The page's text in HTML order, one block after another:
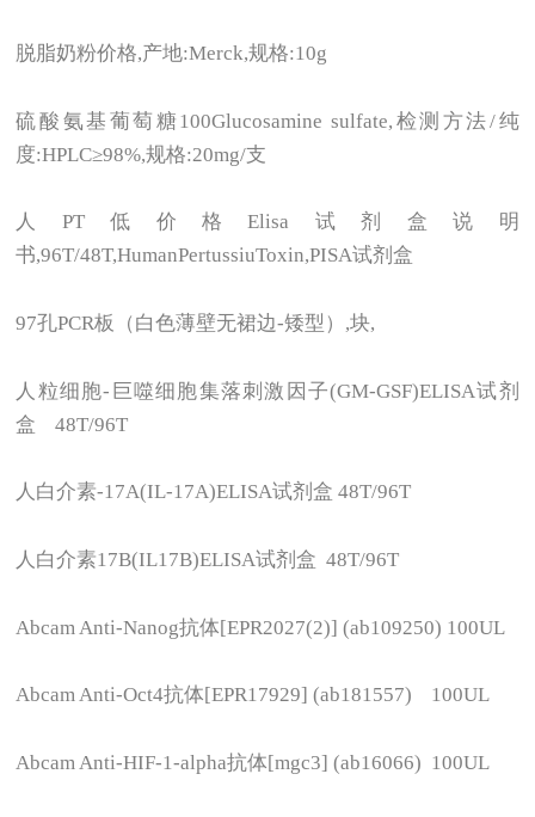
脱脂奶粉价格,产地:Merck,规格:10g
硫酸氨基葡萄糖100Glucosamine sulfate,检测方法/纯
度:HPLC≥98%,规格:20mg/支
人PT低价格Elisa试剂盒说明
书,96T/48T,HumanPertussiuToxin,PISA试剂盒
97孔PCR板（白色薄壁无裙边-矮型）,块,
人粒细胞-巨噬细胞集落刺激因子(GM-GSF)ELISA试剂
盒 48T/96T
人白介素-17A(IL-17A)ELISA试剂盒 48T/96T
人白介素17B(IL17B)ELISA试剂盒 48T/96T
Abcam Anti-Nanog抗体[EPR2027(2)] (ab109250) 100UL
Abcam Anti-Oct4抗体[EPR17929] (ab181557) 100UL
Abcam Anti-HIF-1-alpha抗体[mgc3] (ab16066) 100UL